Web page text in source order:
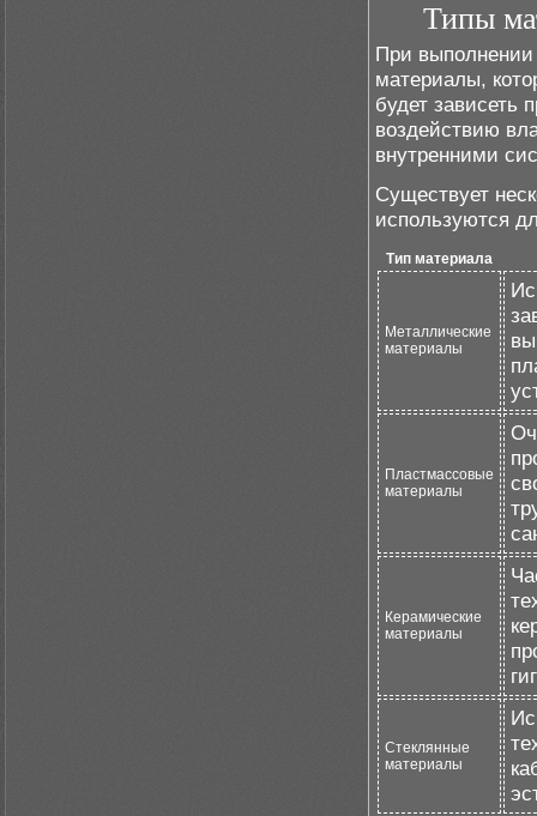
Типы
При выполнении
материалы,
будет зависеть
воздействию
внутренними
Существует
используются
Тип материала
Металлические
материалы
Пластмассовые
материалы
Керамические
материалы
Стеклянные
материалы